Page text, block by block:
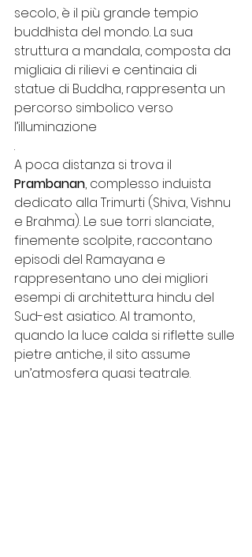
secolo, è il più grande tempio
buddhista del mondo. La sua
struttura a mandala, composta da
migliaia di rilievi e centinaia di
statue di Buddha, rappresenta un
percorso simbolico verso
l’illuminazione
.
A poca distanza si trova il
Prambanan, complesso induista
dedicato alla Trimurti (Shiva, Vishnu
e Brahma). Le sue torri slanciate,
finemente scolpite, raccontano
episodi del Ramayana e
rappresentano uno dei migliori
esempi di architettura hindu del
Sud-est asiatico. Al tramonto,
quando la luce calda si riflette sulle
pietre antiche, il sito assume
un’atmosfera quasi teatrale.